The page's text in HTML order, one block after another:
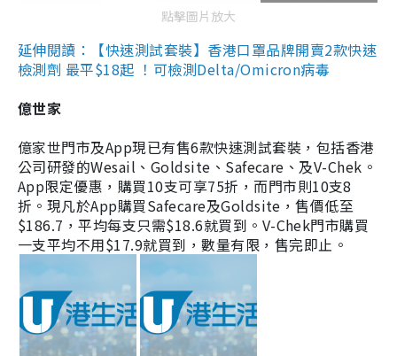
點擊圖片放大
延伸閱讀：【快速測試套裝】香港口罩品牌開賣2款快速
檢測劑 最平$18起 ！可檢測Delta/Omicron病毒
億世家
億家世門市及App現已有售6款快速測試套裝，包括香港
公司研發的Wesail、Goldsite、Safecare、及V-Chek。
App限定優惠，購買10支可享75折，而門市則10支8
折。現凡於App購買Safecare及Goldsite，售價低至
$186.7，平均每支只需$18.6就買到。V-Chek門市購買
一支平均不用$17.9就買到，數量有限，售完即止。